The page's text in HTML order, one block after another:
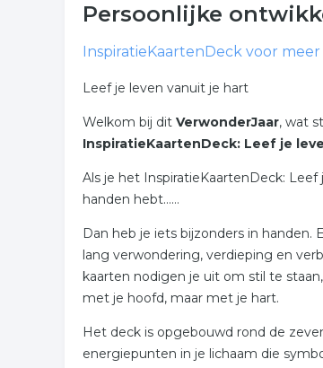
Persoonlijke
InspiratieKaartenDeck voor
Leef je leven vanuit je hart
Welkom bij dit VerwonderJaar, wat
InspiratieKaartenDeck: Leef je
Als je het InspiratieKaartenDeck:
handen hebt……
Dan heb je iets bijzonders in handen.
lang verwondering, verdieping en
kaarten nodigen je uit om stil te
met je hoofd, maar met je hart.
Het deck is opgebouwd rond de
energiepunten in je lichaam die